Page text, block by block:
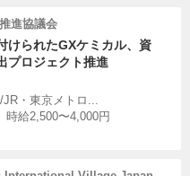
進協議会
けられたGXケミカル、資
プロジェクト推進
・東京メトロ...
時給2,500〜4,000円